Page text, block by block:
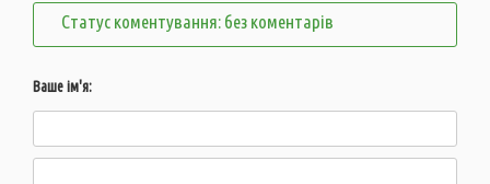
Статус коментування: без коментарів
Ваше ім'я: